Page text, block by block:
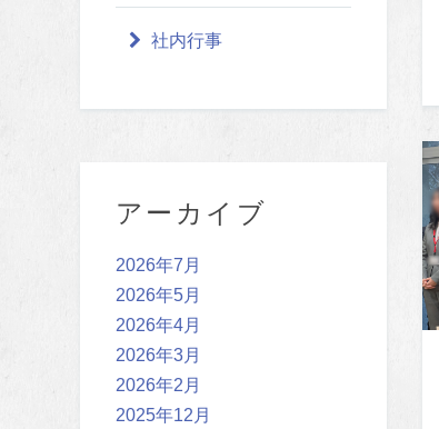
社内行事
アーカイブ
2026年7月
2026年5月
2026年4月
2026年3月
2026年2月
2025年12月